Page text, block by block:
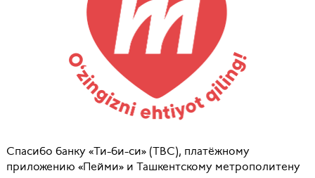
Спасибо банку «Ти-би-си» (TBC), платёжному
приложению «Пейми» и Ташкентскому метрополитену